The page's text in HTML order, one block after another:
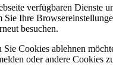
verfügbaren
Ihre
besuchen.
Cookies ablehnen
oder andere Cookies